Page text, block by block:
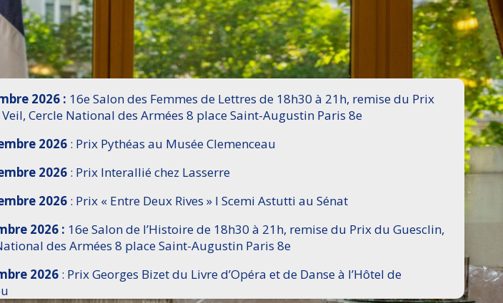
2026 : 16e Salon des Femmes de Lettres de 18h30 à 21h, remise du Prix
Cercle National des Armées 8 place Saint-Augustin Paris 8e
2026: Prix Pythéas au Musée Clemenceau
2026: Prix Interallié chez Lasserre
2026: Prix « Entre Deux Rives » I Scemi Astutti au Sénat
2026 : 16e Salon de l’Histoire de 18h30 à 21h, remise du Prix du Guesclin,
des Armées 8 place Saint-Augustin Paris 8e
2026: Prix Georges Bizet du Livre d’Opéra et de Danse à l’Hôtel de